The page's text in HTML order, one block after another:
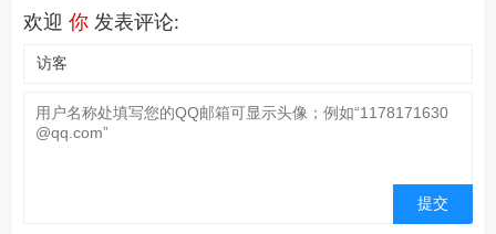
欢迎 你发表评论: